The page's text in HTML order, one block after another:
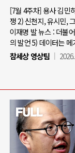
[7월 4주차] 용사 김민
쟁 2) 신천지, 유시민,
이재명 발 뉴스 : 더불
의 발언 5) 데이터는
참세상 영상팀